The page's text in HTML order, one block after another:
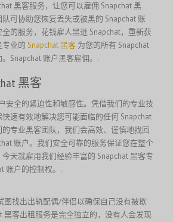
黑客服务，让您可以雇佣 Snapchat 黑
可协助您恢复丢失或被黑的 Snapchat 账
的服务，花钱雇人黑进 Snapchat，重新获
专业的Snapchat 黑客 为您的所有 Snapchat
Snapchat 账户黑客雇佣。.
黑客
安全的紧迫性和敏感性。凭借我们的专业技
速有效地解决您可能面临的任何 Snapchat
专业黑客团队，我们会高效、谨慎地找回
账户。我们安全可靠的服务保证您在整个
天就雇用我们经验丰富的 Snapchat 黑客专
账户的控制权。.
图找出出轨配偶/伴侣以确保自己没有被欺
黑客出租服务是完全独立的，没有人会发现